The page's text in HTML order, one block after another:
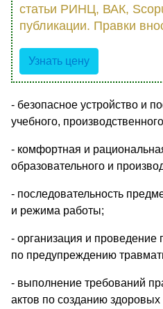
статьи РИНЦ, ВАК,
публикации. Правки
Узнать цену
- безопасное устройство и
учебного,
- комфортная и
образовательного и
- последовательность
и режима работы;
- организация и проведение
по предупреждению
- выполнение требований
актов по созданию